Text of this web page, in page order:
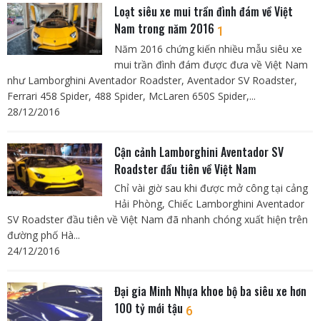
Loạt siêu xe mui trần đình đám về Việt
Nam trong năm 2016 1
Năm 2016 chứng kiến nhiều mẫu siêu xe
mui trần đình đám được đưa về Việt Nam
như Lamborghini Aventador Roadster, Aventador SV Roadster,
Ferrari 458 Spider, 488 Spider, McLaren 650S Spider,...
28/12/2016
Cận cảnh Lamborghini Aventador SV
Roadster đầu tiên về Việt Nam
Chỉ vài giờ sau khi được mở công tại cảng
Hải Phòng, Chiếc Lamborghini Aventador
SV Roadster đầu tiên về Việt Nam đã nhanh chóng xuất hiện trên
đường phố Hà...
24/12/2016
Đại gia Minh Nhựa khoe bộ ba siêu xe hơn
100 tỷ mới tậu 6